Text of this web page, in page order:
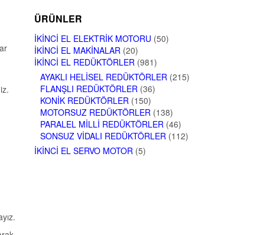
ÜRÜNLER
İKINCI EL ELEKTRIK MOTORU (50)
İKINCI EL MAKINALAR (20)
İKINCI EL REDÜKTÖRLER (981)
AYAKLI HELISEL REDÜKTÖRLER (215)
FLANŞLI REDÜKTÖRLER (36)
KONIK REDÜKTÖRLER (150)
MOTORSUZ REDÜKTÖRLER (138)
PARALEL MILLI REDÜKTÖRLER (46)
SONSUZ VIDALI REDÜKTÖRLER (112)
İKINCI EL SERVO MOTOR (5)